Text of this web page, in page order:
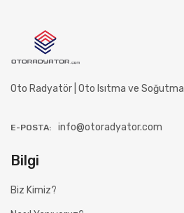
Oto Radyatör | Oto Isıtma ve
E-POSTA: info@otoradyator.com
Bilgi
Biz Kimiz?